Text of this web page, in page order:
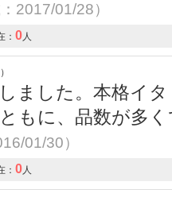
2017/01/28）
： 0人
ました。本格イ
もに、品数が多
01/30）
： 0人